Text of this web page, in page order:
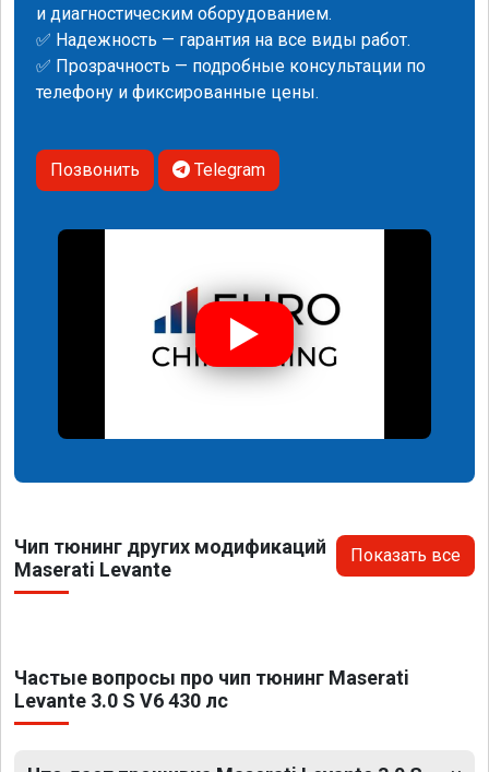
и диагностическим оборудованием.
✅ Надежность — гарантия на все виды работ.
✅ Прозрачность — подробные консультации по
телефону и фиксированные цены.
Позвонить Telegram
Чип тюнинг других модификаций
Maserati Levante
Показать все
Частые вопросы про чип тюнинг Maserati
Levante 3.0 S V6 430 лс